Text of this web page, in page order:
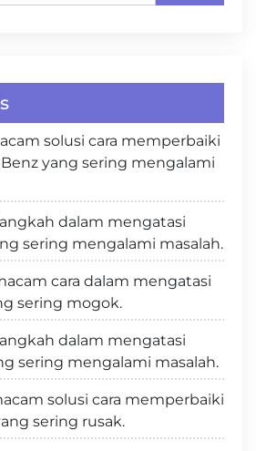
solusi cara memperbaiki
yang sering mengalami
dalam mengatasi
sering mengalami masalah.
cara dalam mengatasi
sering mogok.
dalam mengatasi
sering mengalami masalah.
solusi cara memperbaiki
sering rusak.